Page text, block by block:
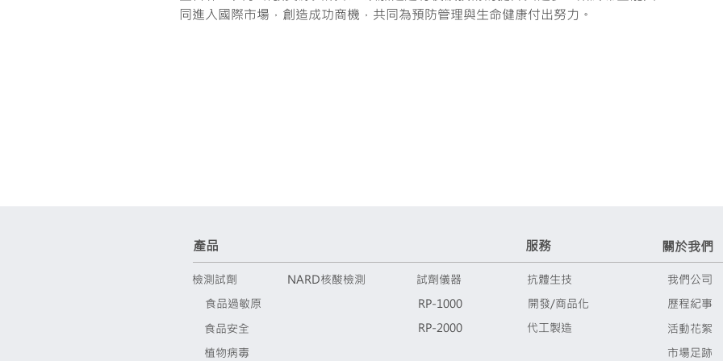
同進入國際市場，創造成功商機，共同為預防管理與生命健康付出努力。
產品 ​服務 關於我們
檢測試劑
NARD核酸檢測
食品過敏原
食品安全
試劑儀器
RP-1000
RP-2000
抗體生技
開發/商品化
代工製造
植物病毒
我們公司
歷程紀事
活動花絮
市場足跡